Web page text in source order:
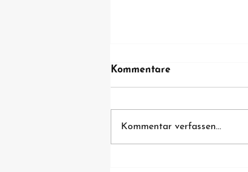
Kommentare
Kommentar verfassen...